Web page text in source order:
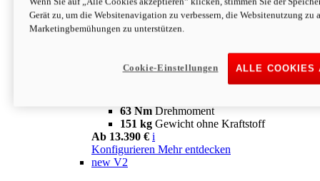
63 NmDrehmoment
151 kgGewicht ohne Kraftstoff
Ab 13.890 € i
63 Nm Drehmoment
151 kg Gewicht ohne Kraftstoff
Ab 13.390 € i
Konfigurieren Mehr entdecken
new V2
Gerät zu, um die Websitenavigation zu verbessern, die Websitenutzung zu
Marketingbemühungen zu unterstützen.
ALLE COOKIES
Cookie-Einstellungen